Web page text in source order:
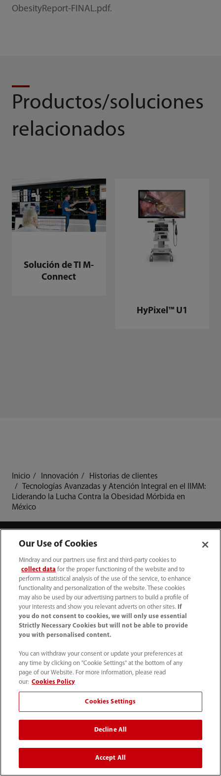
ObesityReport-FINAL.pdf.
Productos/soluciones
relacionados
Solución de TI M-
Connect
HyPixel™ U1
Inicio Innovación
Historias de clientes
Tecnologías Avanzadas y Atención Integral en el IIMM:
Liderando la Lucha Contra la Obesidad Mórbida en
México
Productos
Soluciones
Servicios
Centro de prensa
Empleos
Acerca de Mindray
Información de contacto
Our Use of Cookies
Mindray and our partners use first and third-party cookies to
collect data for the proper functioning of the website and to
perform a statistical analysis of the use of the service, to enhance
functionality and personalization of the website. These cookies
may also be used by our advertising partners to build a profile of
your interests and show you relevant adverts on other sites.
If
you do not consent to cookies, we will only use essential
Strictly Necessary Cookies but will not be able to provide
you with personalised content.
You can withdraw your consent or update your preferences at
any time by clicking on "Cookie Settings" at the bottom of any
page of our Website. For more information, please read
our: Cookies Policy
Cookies Settings
Decline All
Accept All